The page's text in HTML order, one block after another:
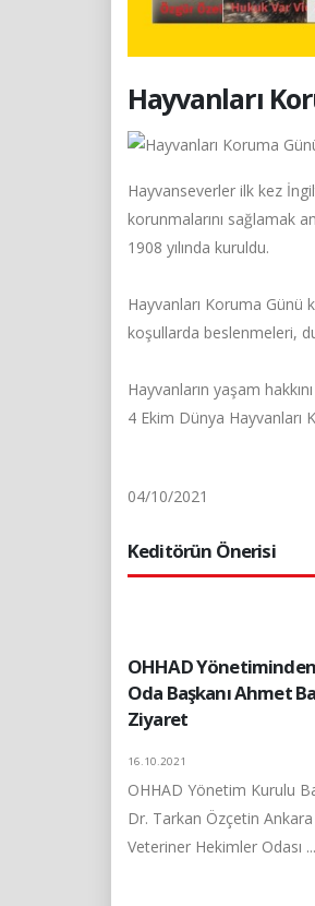
Hayvanları
Hayvanseverler ilk kez
korunmalarını sağlamak
1908 yılında kuruldu.
Hayvanları Koruma Günü
koşullarda beslenmeleri,
Hayvanların yaşam
4 Ekim Dünya Hayvanları
04/10/2021
Keditörün Önerisi
OHHAD
Oda Başkanı Ahmet
Ziyaret
16.10.2021
OHHAD Yönetim Kurulu
Dr. Tarkan Özçetin Ankara
Veteriner Hekimler Odası ...